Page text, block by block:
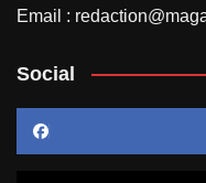
Email :
Social